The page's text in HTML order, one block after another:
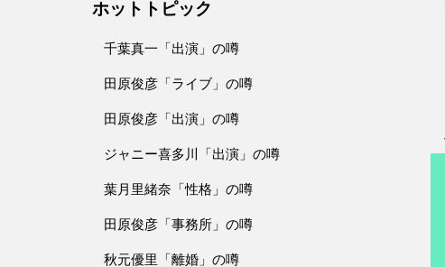
ホットトピック
千葉真一「出演」の噂
田原俊彦「ライブ」の噂
田原俊彦「出演」の噂
ジャニー喜多川「出演」の噂
葉月里緒奈「性格」の噂
田原俊彦「事務所」の噂
秋元優里「離婚」の噂